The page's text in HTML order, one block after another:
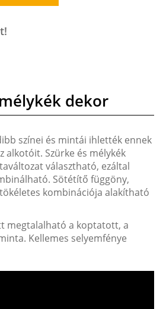
dekor
színei és mintái ihlették ennek
alkotóit. Szürke és mélykék
választható, ezáltal
Sötétítő függöny,
kombinációja alakítható
megtalalható a koptatott, a
Kellemes selyemfénye